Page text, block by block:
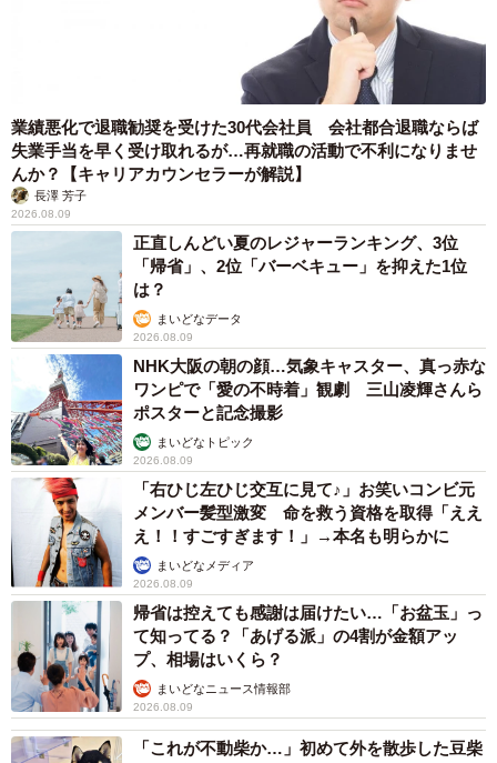
業績悪化で退職勧奨を受けた30代会社員 会社都合退職ならば
失業手当を早く受け取れるが…再就職の活動で不利になりませ
んか？【キャリアカウンセラーが解説】
長澤 芳子
2026.08.09
正直しんどい夏のレジャーランキング、3位
「帰省」、2位「バーベキュー」を抑えた1位
は？
まいどなデータ
2026.08.09
NHK大阪の朝の顔…気象キャスター、真っ赤な
ワンピで「愛の不時着」観劇 三山凌輝さんら
ポスターと記念撮影
まいどなトピック
2026.08.09
「右ひじ左ひじ交互に見て♪」お笑いコンビ元
メンバー髪型激変 命を救う資格を取得「ええ
え！！すごすぎます！」→本名も明らかに
まいどなメディア
2026.08.09
帰省は控えても感謝は届けたい…「お盆玉」っ
て知ってる？「あげる派」の4割が金額アッ
プ、相場はいくら？
まいどなニュース情報部
2026.08.09
「これが不動柴か…」初めて外を散歩した豆柴